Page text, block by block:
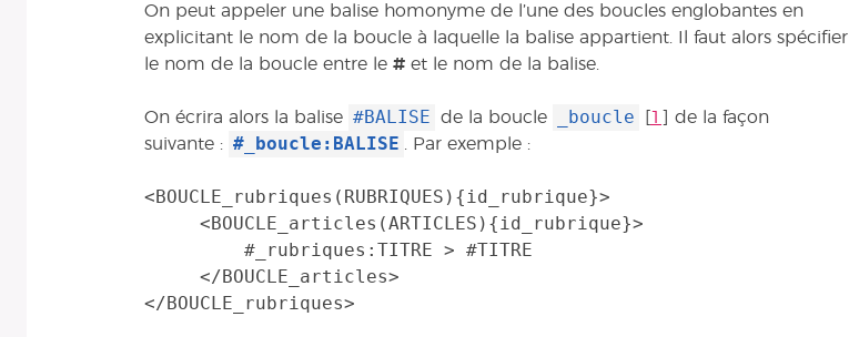
On peut appeler une balise homonyme de l’une des boucles englobantes en
explicitant le nom de la boucle à laquelle la balise appartient. Il faut alors spécifier
le nom de la boucle entre le # et le nom de la balise.
On écrira alors la balise #BALISE de la boucle _boucle 1
de la façon
suivante : #_boucle:BALISE . Par exemple :
<BOUCLE_rubriques(RUBRIQUES){id_rubrique}>